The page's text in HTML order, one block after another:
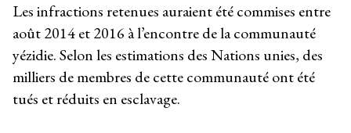
Les infractions retenues auraient été commises entre
août 2014 et 2016 à l’encontre de la communauté
yézidie. Selon les estimations des Nations unies, des
milliers de membres de cette communauté ont été
tués et réduits en esclavage.